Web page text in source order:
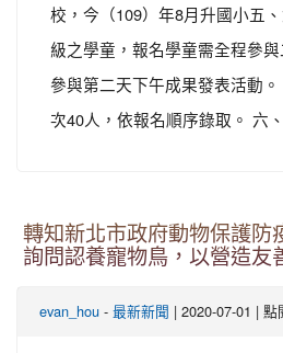
校，今（109）年8月升國小五
級之學童，報名學童需全程參
參與第二天下午成果發表活動
次40人，依報名順序錄取。 六
轉知新北市政府動物保護防
詢問認養寵物鳥，以營造友
evan_hou - 最新新聞 | 2020-07-01 |